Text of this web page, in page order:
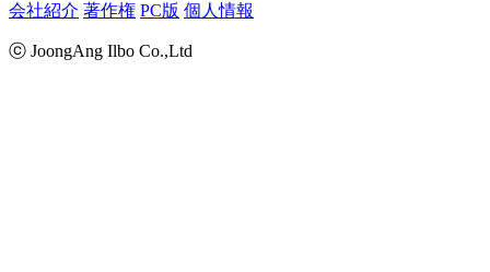
会社紹介 著作権 PC版 個人情報
ⓒ JoongAng Ilbo Co.,Ltd